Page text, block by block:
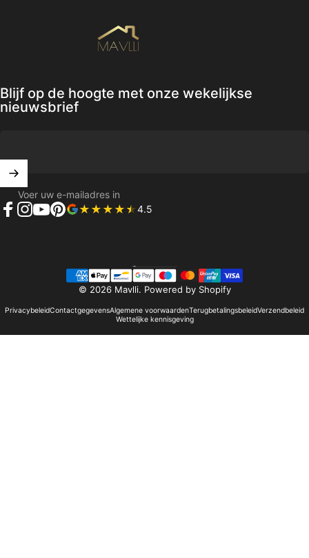
Blijf op de hoogte met onze wekelijkse
nieuwsbrief
Voer uw e-mailadres in
4.5
© 2026 Mavlli. Powered by Shopify
PrivacybeleidContactgegevensAlgemene voorwaardenTerugbetalingsbeleidVerzendbeleid
Wettelijke kennisgeving
Taal